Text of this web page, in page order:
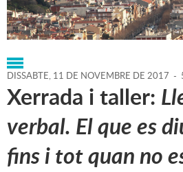
Portada > Regidories > Cultura >
DISSABTE, 11 DE NOVEMBRE DE 2017 -
Xerrada i taller:
verbal. El que es
fins i tot quan no